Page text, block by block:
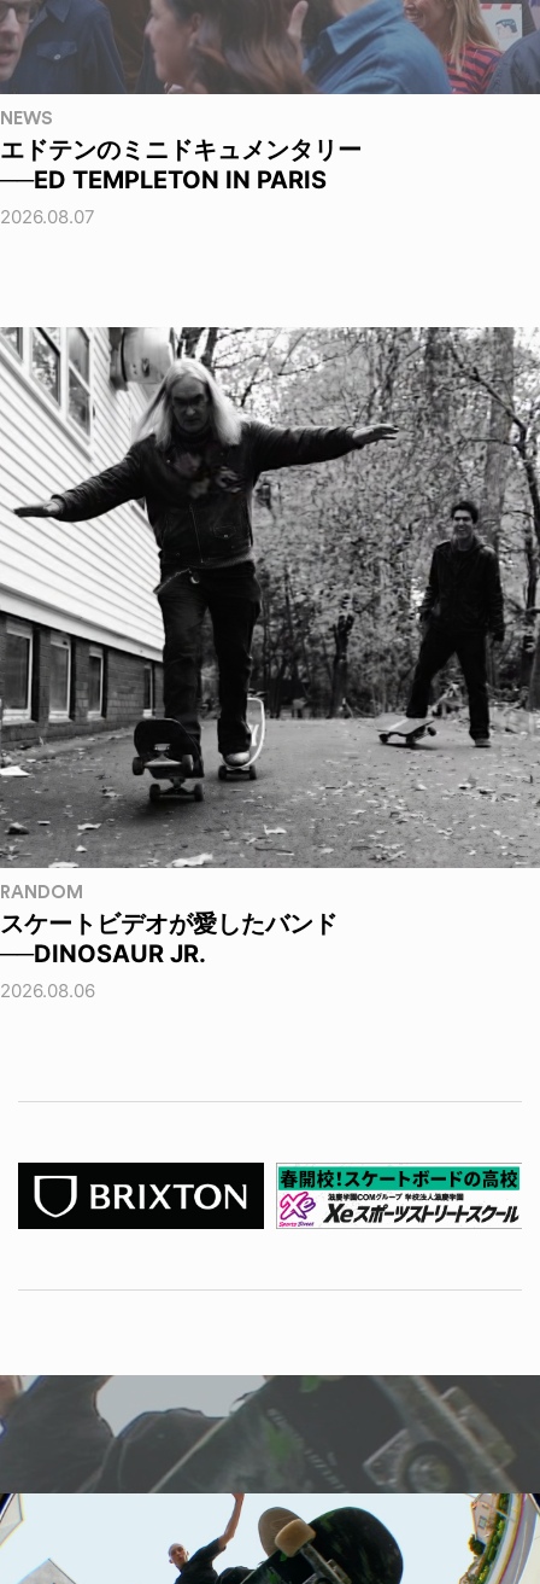
NEWS
エドテンのミニドキュメンタリー
──ED TEMPLETON IN PARIS
2026.08.07
RANDOM
スケートビデオが愛したバンド
──DINOSAUR JR.
2026.08.06